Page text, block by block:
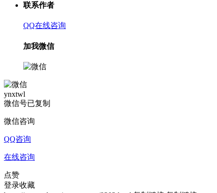
联系作者
QQ在线咨询
加我微信
ynxtwl
微信号已复制
微信咨询
QQ咨询
在线咨询
点赞
登录收藏